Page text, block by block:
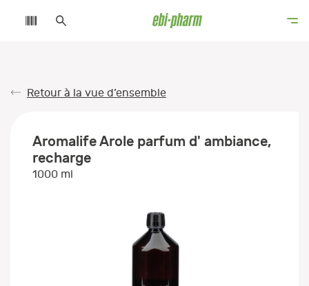
Retour à la vue d’ensemble
Aromalife Arole parfum d' ambiance,
recharge
1000 ml